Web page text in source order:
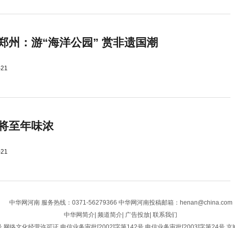
州：游“海洋公园” 赏非遗国潮
至年味浓
中华网河南服务热线：0371-56279366 中华网河南投稿邮箱：henan@china.com
中华网简介 频道简介 广告投放 联系我们